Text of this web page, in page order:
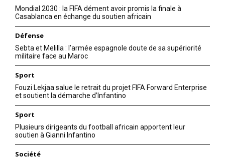
Mondial 2030 : la FIFA dément avoir promis la finale à
Casablanca en échange du soutien africain
Défense
Sebta et Melilla : l’armée espagnole doute de sa supériorité
militaire face au Maroc
Sport
Fouzi Lekjaa salue le retrait du projet FIFA Forward Enterprise
et soutient la démarche d’Infantino
Sport
Plusieurs dirigeants du football africain apportent leur
soutien à Gianni Infantino
Société